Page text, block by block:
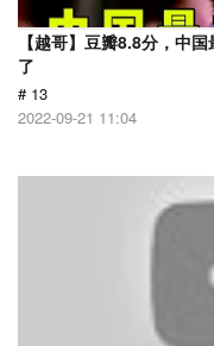
【越哥】豆瓣8.8分，中
了
# 13
2022-09-21 11:04